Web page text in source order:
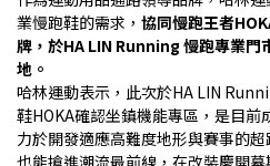
業慢跑鞋的需求， 協同慢跑王者
牌，於HA LIN Running 慢跑專業門
地。
哈林運動表示，此次於HA LIN
鞋HOKA確認坐鎮機能專區，是目
力於開發適應高難度地形與賽事的
也能搶進潮流最前線，在改裝慶開